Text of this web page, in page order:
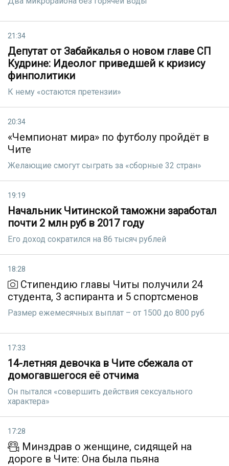
21:34
Депутат от Забайкалья о новом главе СП
Кудрине: Идеолог приведшей к кризису
финполитики
К нему «остаются претензии»
20:34
«Чемпионат мира» по футболу пройдёт в
Чите
Желающие смогут сыграть за «сборные 32 стран»
19:19
Начальник Читинской таможни заработал
почти 2 млн руб в 2017 году
Его доход сократился на 86 тысяч рублей
18:28
Стипендию главы Читы получили 24
студента, 3 аспиранта и 5 спортсменов
Размер ежемесячных выплат – от 1500 до 800 руб
17:33
14-летняя девочка в Чите сбежала от
домогавшегося её отчима
Он пытался «совершить действия сексуального
характера»
17:28
Минздрав о женщине, сидящей на
дороге в Чите: Она была пьяна